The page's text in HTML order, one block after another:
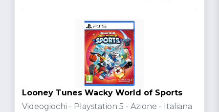
Looney Tunes Wacky World of Sports
Videogiochi - Playstation 5 - Azione - Italiana